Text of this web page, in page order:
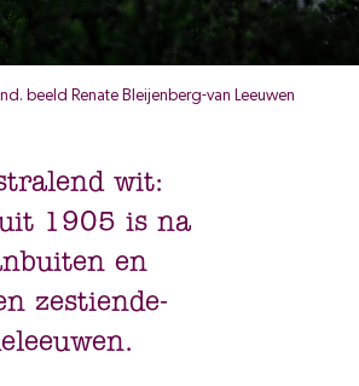
beeld Renate Bleijenberg-van Leeuwen
wit:
1905 is na
en
zestiende-